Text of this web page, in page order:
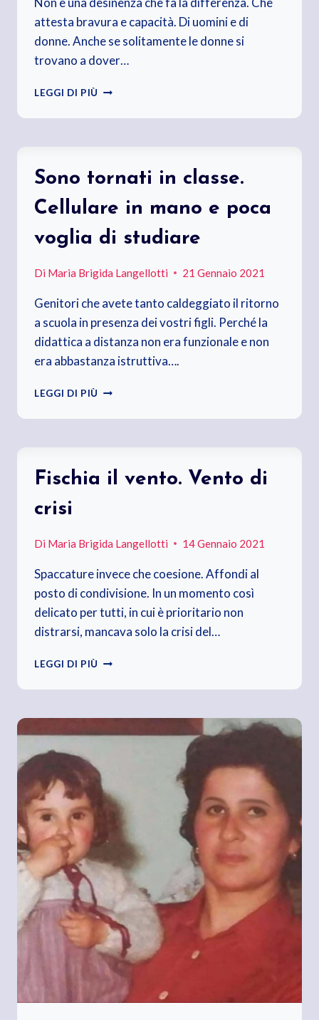
attesta bravura e capacità. Di uomini e di
donne. Anche se solitamente le donne si
trovano a dover…
LEGGI DI PIÙ SIAMO
CHE
COME
FACCIAMO
Sono tornati in classe.
Cellulare in mano e poca
voglia di studiare
Di Maria Brigida Langellotti 21 Gennaio 2021
Genitori che avete tanto caldeggiato il ritorno
a scuola in presenza dei vostri figli. Perché la
didattica a distanza non era funzionale e non
era abbastanza istruttiva….
LEGGI DI PIÙ SONO
IN
MANO
DI
STUDIARE
Fischia il vento. Vento di
crisi
Di Maria Brigida Langellotti 14 Gennaio 2021
Spaccature invece che coesione. Affondi al
posto di condivisione. In un momento così
delicato per tutti, in cui è prioritario non
distrarsi, mancava solo la crisi del…
LEGGI DI PIÙ FISCHIA
VENTO.
DI
CRISI